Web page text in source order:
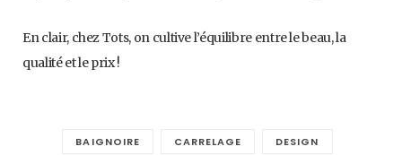
En clair, chez Tots, on cultive l’équilibre entre le beau, la
qualité et le prix !
BAIGNOIRE CARRELAGE DESIGN